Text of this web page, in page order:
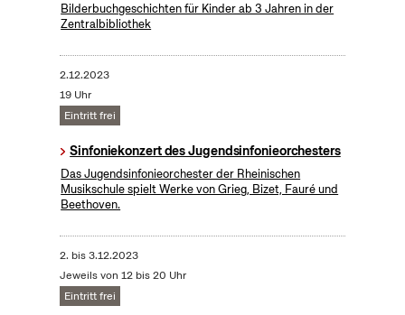
Bilderbuchgeschichten für Kinder ab 3 Jahren in der
Zentralbibliothek
2.12.2023
19 Uhr
Eintritt frei
Sinfoniekonzert des Jugendsinfonieorchesters
Das Jugendsinfonieorchester der Rheinischen
Musikschule spielt Werke von Grieg, Bizet, Fauré und
Beethoven.
2. bis3.12.2023
Jeweils von 12 bis 20 Uhr
Eintritt frei